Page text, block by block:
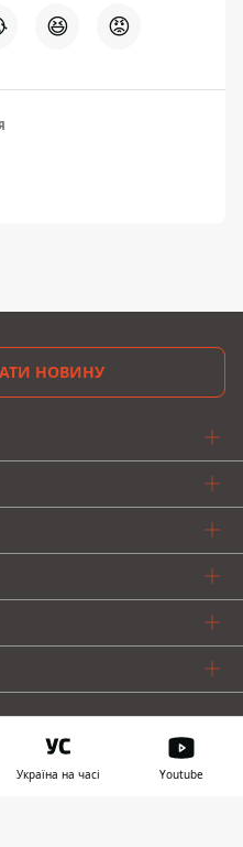
😆 😡
НОВИНУ
Україна на часі Youtube